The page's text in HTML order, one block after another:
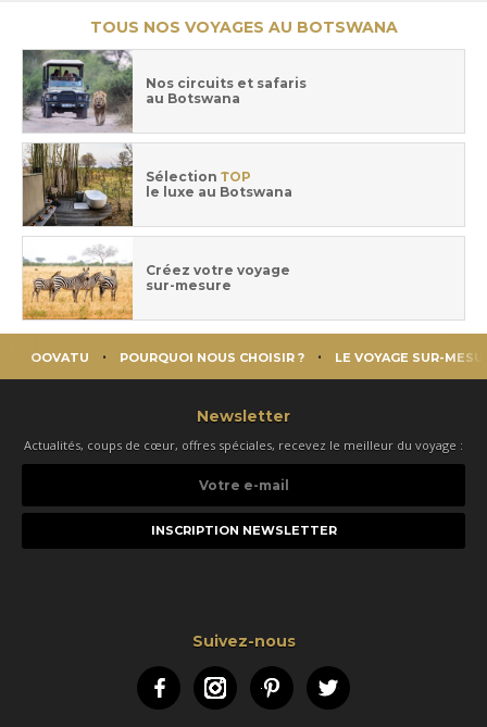
TOUS NOS VOYAGES AU BOTSWANA
Nos circuits et safaris
au Botswana
Sélection TOP
le luxe au Botswana
Créez votre voyage
sur-mesure
OOVATU POURQUOI NOUS CHOISIR ? LE VOYAGE SUR-
Newsletter
Actualités, coups de cœur, offres spéciales, recevez le meilleur du voyage :
e-
Suivez-nous
FacebookInstagramPinterestTwitter